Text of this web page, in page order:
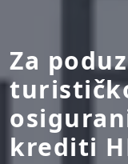
Za
krediti